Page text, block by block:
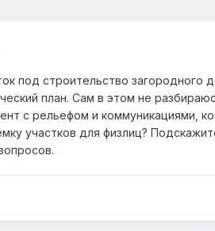
под строительство загородного
план. Сам в этом не
с рельефом и коммуникациями,
участков для физлиц?